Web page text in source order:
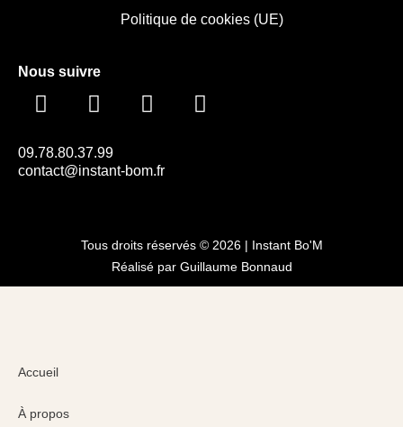
Politique de cookies (UE)
Nous suivre
09.78.80.37.99
contact@instant-bom.fr
Tous droits réservés © 2026 | Instant Bo'M
Réalisé par Guillaume Bonnaud
Accueil
À propos